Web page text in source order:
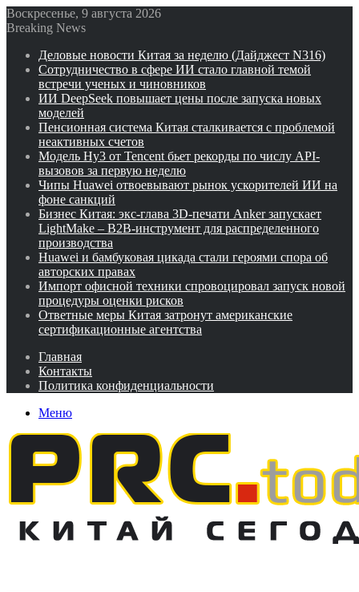
Воскресенье, 9 августа 2026
Breaking News
Деловые новости Китая за неделю (Дайджест N316)
Сотрудничество в сфере ИИ стало главной темой
встречи ученых и чиновников
ИИ DeepSeek повышает цены после запуска новых
моделей
Пенсионная система Китая сталкивается с проблемой
неактивных счетов
Модель Hy3 от Tencent бьет рекорды по числу API-
вызовов за первую неделю
Чипы Huawei отвоевывают рынок ускорителей ИИ на
фоне санкций
Бизнес Китая: экс-глава 3D-печати Anker запускает
LightMake – B2B-инструмент для распределенного
производства
Huawei и бамбуковая цикада стали героями спора об
авторских правах
Импорт офисной техники спровоцировал запуск новой
процедуры оценки рисков
Ответные меры Китая затронут американские
сертификационные агентства
Главная
Контакты
Политика конфиденциальности
Меню